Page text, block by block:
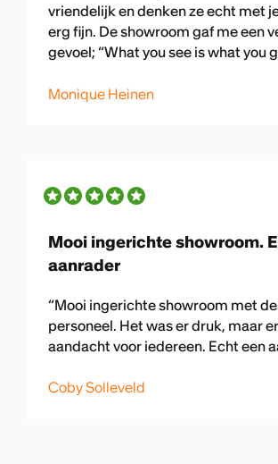
vriendelijk en denken ze echt met
erg fijn. De showroom gaf me een
gevoel; “What you see is what you
Monique Heinen
Mooi ingerichte showroom.
aanrader
“Mooi ingerichte showroom met
personeel. Het was er druk, maar
aandacht voor iedereen. Echt een
Coby Solleveld